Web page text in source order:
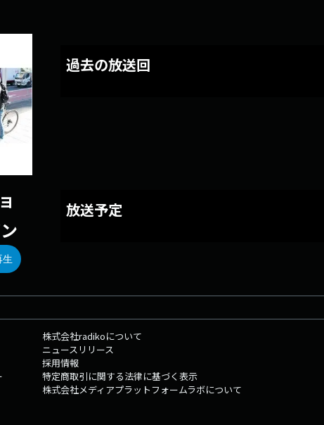
生
過去の放送回
放送予定
株式会社radikoについて
ニュースリリース
採用情報
特定商取引に関する法律に基づく表示
株式会社メディアプラットフォームラボについて